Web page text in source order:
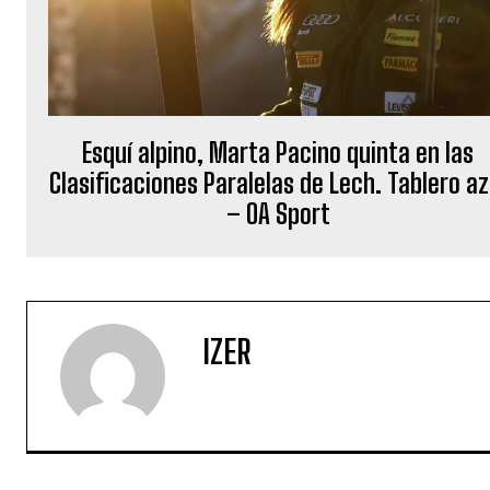
Esquí alpino, Marta Pacino quinta en las
Clasificaciones Paralelas de Lech. Tablero
– OA Sport
IZER